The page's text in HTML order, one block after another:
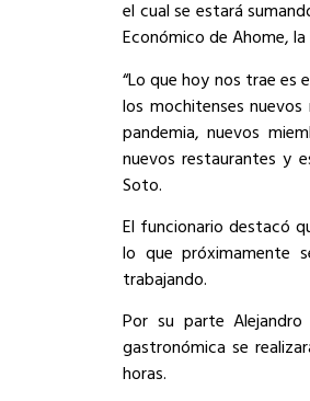
el cual se estará
Económico de Ahome,
“Lo que hoy nos trae es
los mochitenses
pandemia, nuevos
nuevos restaurantes y
Soto.
El funcionario destacó
lo que próximamente
trabajando.
Por su parte
gastronómica se
horas.